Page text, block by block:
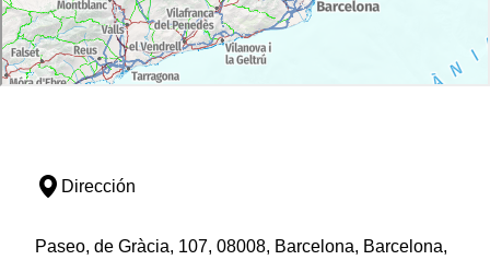
Dirección
Paseo, de Gràcia, 107, 08008, Barcelona, Barcelona,